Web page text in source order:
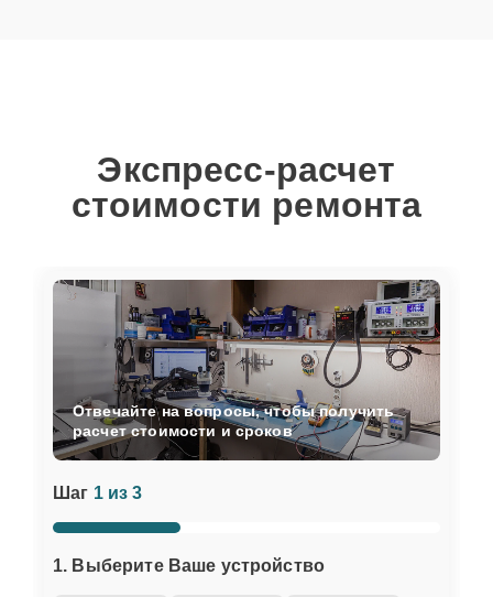
Экспресс-расчет
стоимости ремонта
Шаг 1 из 3
1. Выберите Ваше устройство
Отвечайте на вопросы, чтобы получить
расчет стоимости и сроков